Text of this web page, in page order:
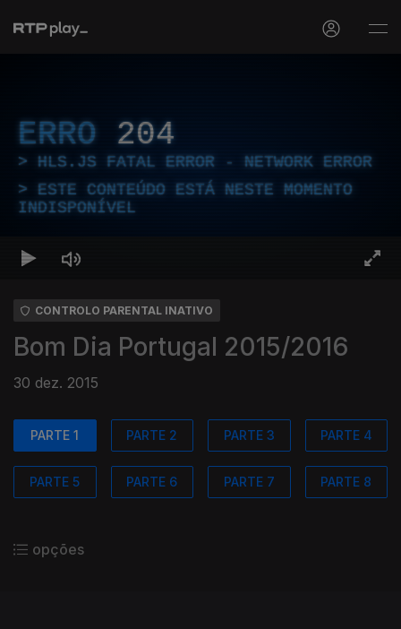
ERRO 204
HLS.JS FATAL ERROR - NETWORK ERROR
ESTE CONTEÚDO ESTÁ NESTE MOMENTO
INDISPONÍVEL
CONTROLO PARENTAL INATIVO
Bom Dia Portugal 2015/2016
30 dez. 2015
PARTE 1 PARTE 2 PARTE 3 PARTE 4
PARTE 5 PARTE 6 PARTE 7 PARTE 8
opções